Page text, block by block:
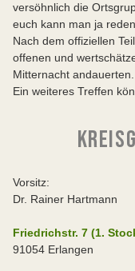
versöhnlich die
euch kann man ja
Nach dem offiziellen
offenen und
Mitternacht andauerten.
Ein weiteres Treffen
Vorsitz:
Dr. Rainer Hartmann
Friedrichstr. 7 (1.
91054 Erlangen